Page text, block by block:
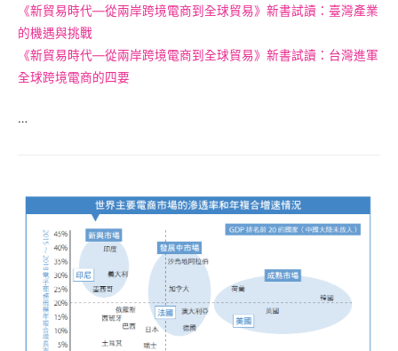
《新貿易時代—從兩岸跨境電商到全球貿易》新書試讀：臺灣產業
的機遇與挑戰
《新貿易時代—從兩岸跨境電商到全球貿易》新書試讀：台灣進軍
全球跨境電商的四要
…